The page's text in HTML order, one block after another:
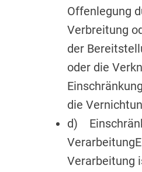
Offenlegung
Verbreitung
der
oder die
die
d)
Verarbeitung